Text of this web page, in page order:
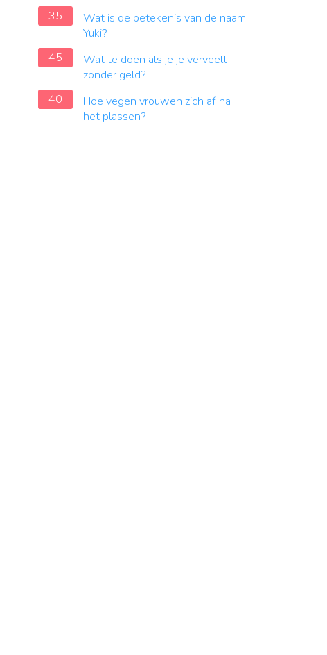
35
Wat is de betekenis van de naam
Yuki?
45
Wat te doen als je je verveelt
zonder geld?
40
Hoe vegen vrouwen zich af na
het plassen?